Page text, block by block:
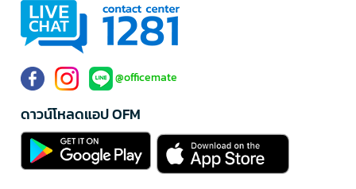
@officemate
ดาวน์โหลดแอป OFM